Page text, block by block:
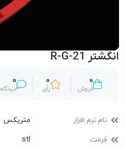
انگشتر R-G-21
0
فروش
0
رأی
0
دیدگاه
نام نرم افزار متریکس
فرمت stl